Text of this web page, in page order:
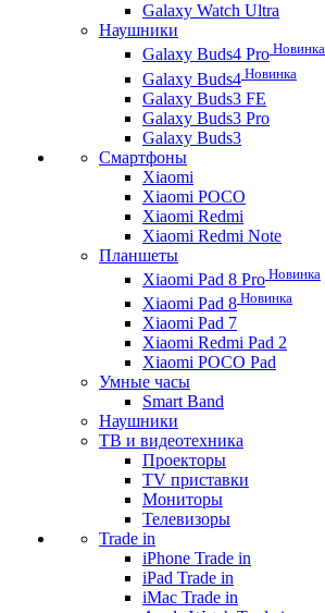
Galaxy Watch Ultra
Наушники
Galaxy Buds4 Pro Новинка
Galaxy Buds4 Новинка
Galaxy Buds3 FE
Galaxy Buds3 Pro
Galaxy Buds3
Смартфоны
Xiaomi
Xiaomi POCO
Xiaomi Redmi
Xiaomi Redmi Note
Планшеты
Xiaomi Pad 8 Pro Новинка
Xiaomi Pad 8 Новинка
Xiaomi Pad 7
Xiaomi Redmi Pad 2
Xiaomi POCO Pad
Умные часы
Smart Band
Наушники
ТВ и видеотехника
Проекторы
TV приставки
Мониторы
Телевизоры
Trade in
iPhone Trade in
iPad Trade in
iMac Trade in